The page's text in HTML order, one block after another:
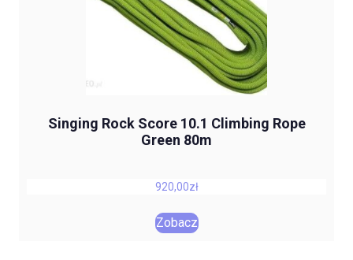
Singing Rock Score 10.1 Climbing Rope
Green 80m
920,00zł
Zobacz